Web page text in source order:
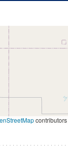
contributors